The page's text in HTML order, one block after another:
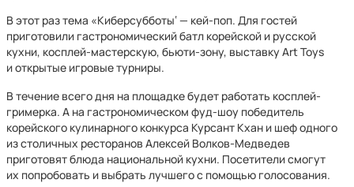
В этот раз тема «Киберсубботы‘ — кей-поп. Для гостей
приготовили гастрономический батл корейской и русской
кухни, косплей-мастерскую, бьюти-зону, выставку Art Toys
и открытые игровые турниры.
В течение всего дня на площадке будет работать косплей-
гримерка. А на гастрономическом фуд-шоу победитель
корейского кулинарного конкурса Курсант Кхан и шеф одного
из столичных ресторанов Алексей Волков-Медведев
приготовят блюда национальной кухни. Посетители смогут
их попробовать и выбрать лучшего с помощью голосования.